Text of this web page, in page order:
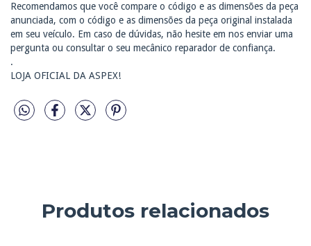
Recomendamos que você compare o código e as dimensões da peça
anunciada, com o código e as dimensões da peça original instalada
em seu veículo. Em caso de dúvidas, não hesite em nos enviar uma
pergunta ou consultar o seu mecânico reparador de confiança.
.
LOJA OFICIAL DA ASPEX!
Produtos relacionados